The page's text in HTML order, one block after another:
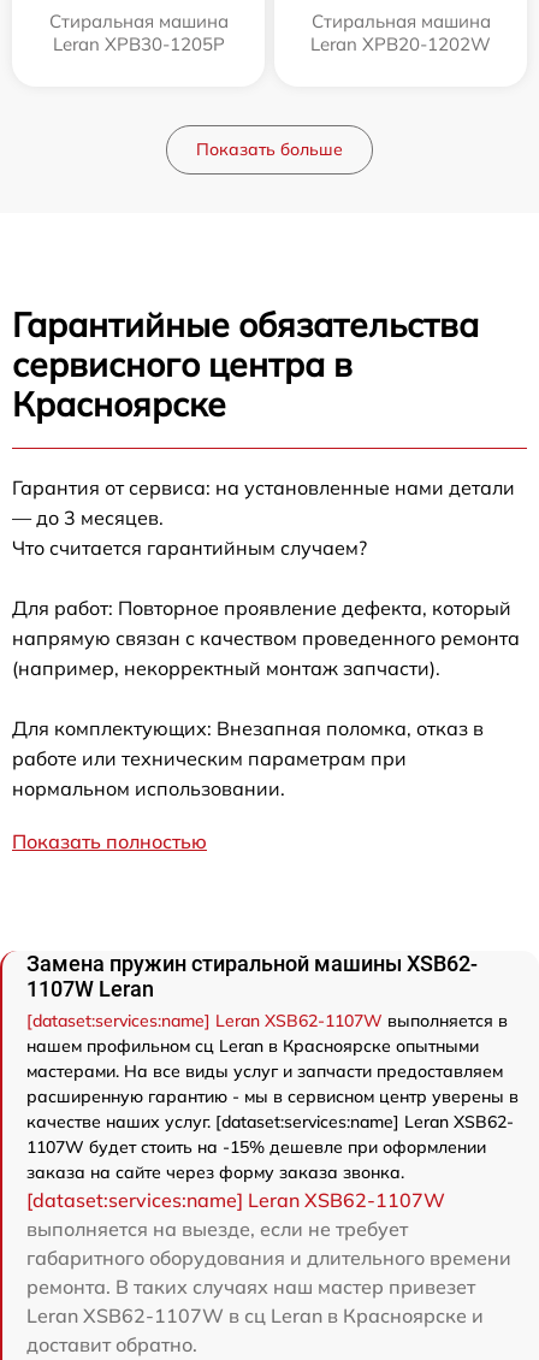
Стиральная машина
Leran XPB30-1205P
Стиральная машина
Leran XPB20-1202W
Показать больше
Гарантийные обязательства
сервисного центра в
Красноярске
Гарантия от сервиса: на установленные нами детали
— до 3 месяцев.
Что считается гарантийным случаем?
Для работ: Повторное проявление дефекта, который
напрямую связан с качеством проведенного ремонта
(например, некорректный монтаж запчасти).
Для комплектующих: Внезапная поломка, отказ в
работе или техническим параметрам при
нормальном использовании.
Показать полностью
Замена пружин стиральной машины XSB62-
1107W Leran
[dataset:services:name] Leran XSB62-1107W выполняется в
нашем профильном сц Leran в Красноярске опытными
мастерами. На все виды услуг и запчасти предоставляем
расширенную гарантию - мы в сервисном центр уверены в
качестве наших услуг. [dataset:services:name] Leran XSB62-
1107W будет стоить на -15% дешевле при оформлении
заказа на сайте через форму заказа звонка.
[dataset:services:name] Leran XSB62-1107W
выполняется на выезде, если не требует
габаритного оборудования и длительного времени
ремонта. В таких случаях наш мастер привезет
Leran XSB62-1107W в сц Leran в Красноярске и
доставит обратно.